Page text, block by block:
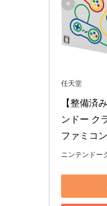
任天堂
【整備済
ンドー ク
ファミコ
ニンテンドー